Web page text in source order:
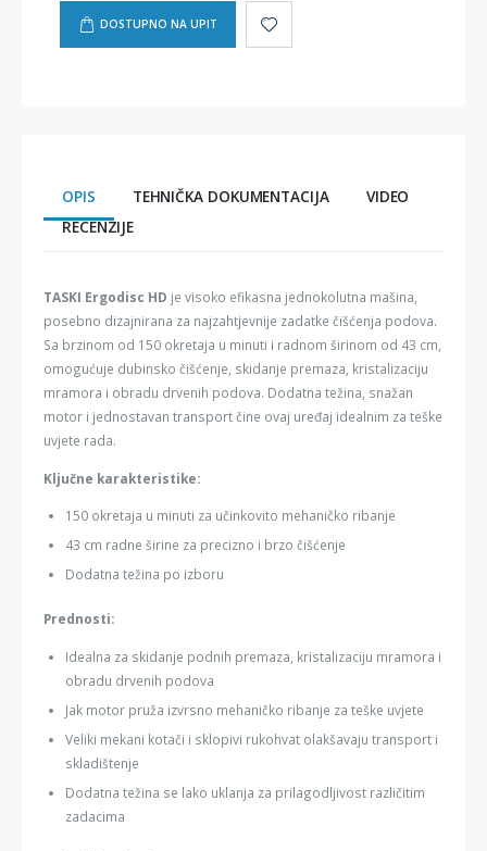
DOSTUPNO NA UPIT
OPIS TEHNIČKA DOKUMENTACIJA
VIDEO
RECENZIJE
TASKI Ergodisc HD je visoko efikasna jednokolutna mašina,
posebno dizajnirana za najzahtjevnije zadatke čišćenja podova.
Sa brzinom od 150 okretaja u minuti i radnom širinom od 43 cm,
omogućuje dubinsko čišćenje, skidanje premaza, kristalizaciju
mramora i obradu drvenih podova. Dodatna težina, snažan
motor i jednostavan transport čine ovaj uređaj idealnim za teške
uvjete rada.
Ključne karakteristike:
150 okretaja u minuti za učinkovito mehaničko ribanje
43 cm radne širine za precizno i brzo čišćenje
Dodatna težina po izboru
Prednosti:
Idealna za skidanje podnih premaza, kristalizaciju mramora i
obradu drvenih podova
Jak motor pruža izvrsno mehaničko ribanje za teške uvjete
Veliki mekani kotači i sklopivi rukohvat olakšavaju transport i
skladištenje
Dodatna težina se lako uklanja za prilagodljivost različitim
zadacima